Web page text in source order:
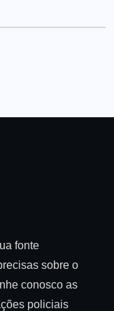
fonte
sobre o
conosco as
policiais